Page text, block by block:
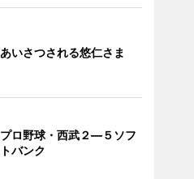
あいさつされる悠仁さま
プロ野球・西武２―５ソフ
トバンク